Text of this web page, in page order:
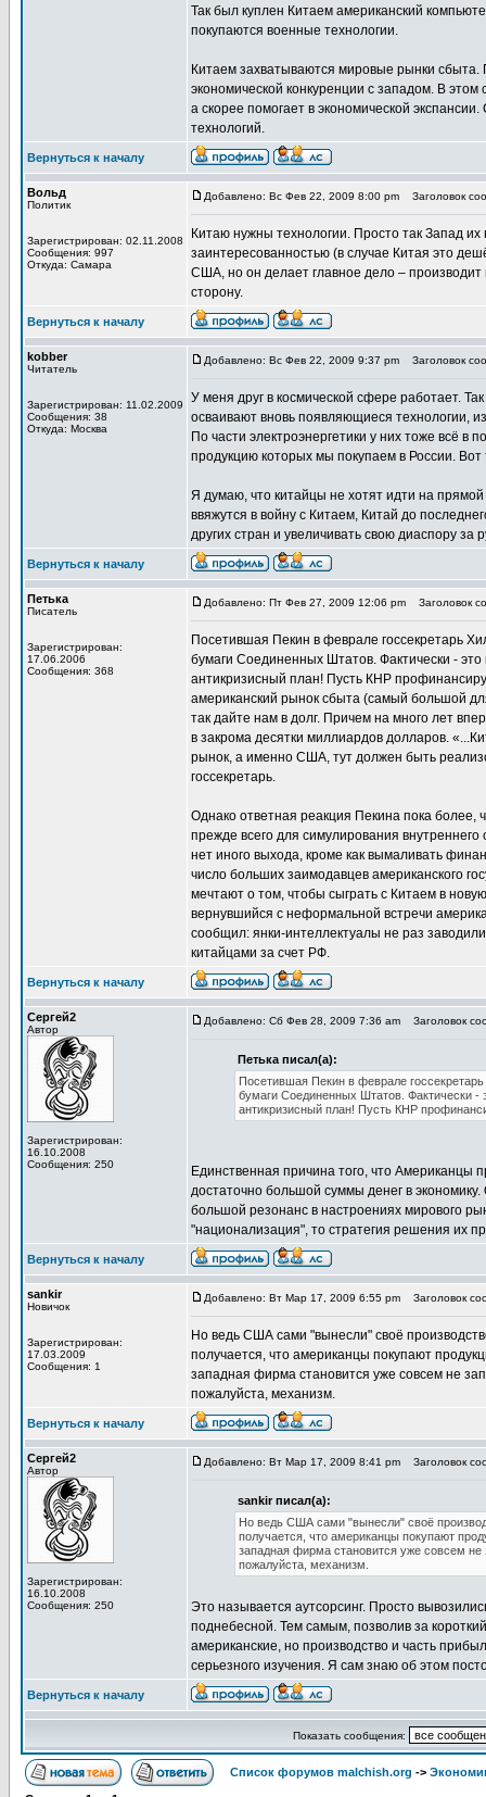
Так был куплен Китаем американский
покупаются военные технологии.
Китаем захватываются мировые рынки
экономической конкуренции с западом. В
а скорее помогает в экономической
технологий.
Вернуться к началу
Вольд
Политик
Зарегистрирован: 02.11.2008
Сообщения: 997
Откуда: Самара
Добавлено: Вс Фев 22, 2009 8:00 pm Заголовок
Китаю нужны технологии. Просто так Запад
заинтересованностью (в случае Китая это
США, но он делает главное дело – производит
сторону.
Вернуться к началу
kobber
Читатель
Зарегистрирован: 11.02.2009
Сообщения: 38
Откуда: Москва
Добавлено: Вс Фев 22, 2009 9:37 pm Заголовок
У меня друг в космической сфере работает.
осваивают вновь появляющиеся технологии,
По части электроэнергетики у них тоже всё
продукцию которых мы покупаем в России. Вот
Я думаю, что китайцы не хотят идти на
ввяжутся в войну с Китаем, Китай до
других стран и увеличивать свою диаспору
Вернуться к началу
Петька
Писатель
Зарегистрирован:
17.06.2006
Сообщения: 368
Добавлено: Пт Фев 27, 2009 12:06 pm Заголовок
Посетившая Пекин в феврале госсекретарь
бумаги Соединенных Штатов. Фактически -
антикризисный план! Пусть КНР
американский рынок сбыта (самый большой
так дайте нам в долг. Причем на много лет
в закрома десятки миллиардов долларов.
рынок, а именно США, тут должен быть
госсекретарь.
Однако ответная реакция Пекина пока более,
прежде всего для симулирования
нет иного выхода, кроме как вымаливать
число больших заимодавцев американского
мечтают о том, чтобы сыграть с Китаем в
вернувшийся с неформальной встречи
сообщил: янки-интеллектуалы не раз
китайцами за счет РФ.
Вернуться к началу
Сергей2
Автор
Зарегистрирован:
16.10.2008
Сообщения: 250
Добавлено: Сб Фев 28, 2009 7:36 am Заголовок
Петька писал(а):
Посетившая Пекин в феврале госсекретарь
бумаги Соединенных Штатов. Фактически
антикризисный план! Пусть КНР
Единственная причина того, что Американцы
достаточно большой суммы денег в
большой резонанс в настроениях мирового
"национализация", то стратегия решения их
Вернуться к началу
sankir
Новичок
Зарегистрирован:
17.03.2009
Сообщения: 1
Добавлено: Вт Мар 17, 2009 6:55 pm Заголовок
Но ведь США сами "вынесли" своё
получается, что американцы покупают
западная фирма становится уже совсем не
пожалуйста, механизм.
Вернуться к началу
Сергей2
Автор
Зарегистрирован:
16.10.2008
Сообщения: 250
Добавлено: Вт Мар 17, 2009 8:41 pm Заголовок
sankir писал(а):
Но ведь США сами "вынесли" своё
получается, что американцы покупают
западная фирма становится уже совсем не
пожалуйста, механизм.
Это называется аутсорсинг. Просто
поднебесной. Тем самым, позволив за
американские, но производство и часть
серьезного изучения. Я сам знаю об этом
Вернуться к началу
Показать сообщения:
Список форумов malchish.org ->